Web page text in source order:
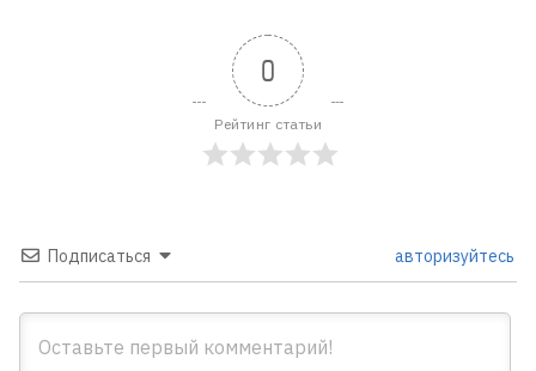
0
Рейтинг статьи
Подписаться авторизуйтесь